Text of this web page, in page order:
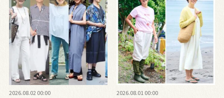
2026.08.02 00:00 2026.08.01 00:00